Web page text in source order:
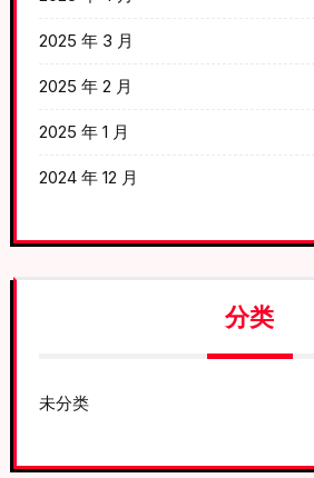
2025 年 3 月
2025 年 2 月
2025 年 1 月
2024 年 12 月
分类
未分类